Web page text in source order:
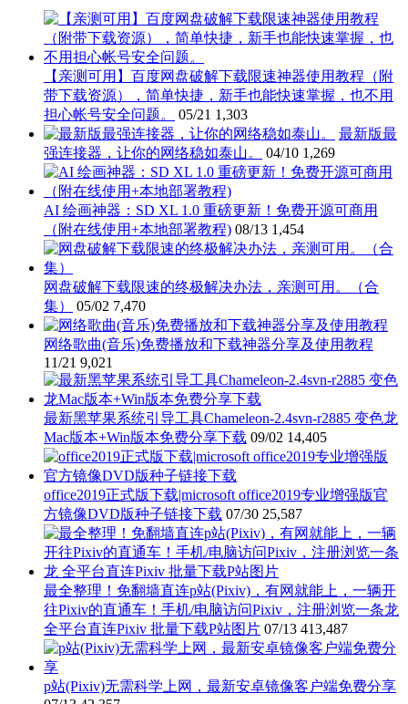
【亲测可用】百度网盘破解下载限速神器使用教程（附
带下载资源），简单快捷，新手也能快速掌握，也不用
担心帐号安全问题。
05/21 1,303
最新版最
强连接器，让你的网络稳如泰山。
04/10 1,269
AI 绘画神器：SD XL 1.0 重磅更新！免费开源可商用
（附在线使用+本地部署教程) 08/13 1,454
网盘破解下载限速的终极解决办法，亲测可用。（合
集）
05/02 7,470
网络歌曲(音乐)免费播放和下载神器分享及使用教程
11/21 9,021
最新黑苹果系统引导工具Chameleon-2.4svn-r2885 变色龙
Mac版本+Win版本免费分享下载 09/02 14,405
office2019正式版下载|microsoft office2019专业增强版官
方镜像DVD版种子链接下载 07/30 25,587
最全整理！免翻墙直连p站(Pixiv)，有网就能上，一辆开
往Pixiv的直通车！手机/电脑访问Pixiv，注册浏览一条龙
全平台直连Pixiv 批量下载P站图片 07/13 413,487
p站(Pixiv)无需科学上网，最新安卓镜像客户端免费分享